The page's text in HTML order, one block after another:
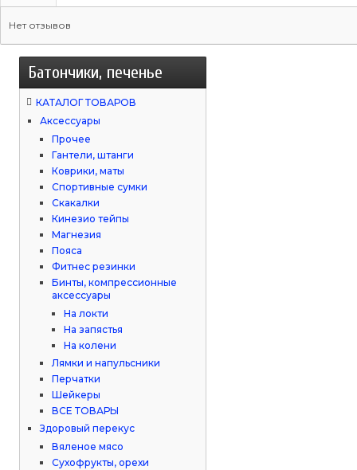
Нет отзывов
Батончики, печенье
КАТАЛОГ ТОВАРОВ
Аксессуары
Прочее
Гантели, штанги
Коврики, маты
Спортивные сумки
Скакалки
Кинезио тейпы
Магнезия
Пояса
Фитнес резинки
Бинты, компрессионные
аксессуары
На локти
На запястья
На колени
Лямки и напульсники
Перчатки
Шейкеры
ВСЕ ТОВАРЫ
Здоровый перекус
Вяленое мясо
Сухофрукты, орехи